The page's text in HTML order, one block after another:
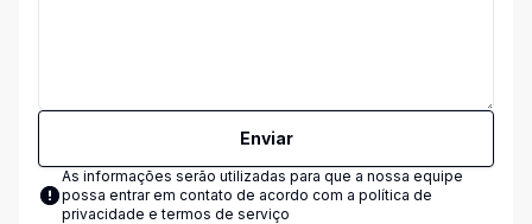
Enviar
As informações serão utilizadas para que a nossa equipe
possa entrar em contato de acordo com a política de
privacidade e termos de serviço